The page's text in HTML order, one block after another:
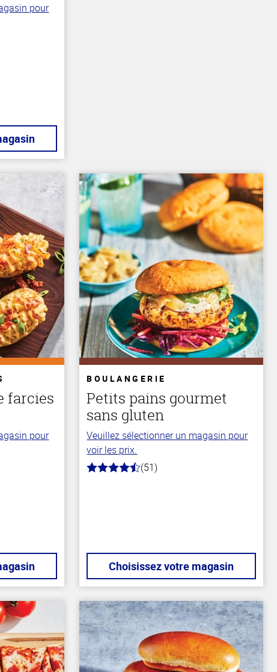
pour
farcies
pour
BOULANGERIE
Petits pains gourmet
sans gluten
Veuillez sélectionner un magasin pour
voir les prix.
4.3
(51)
Choisissez votre magasin